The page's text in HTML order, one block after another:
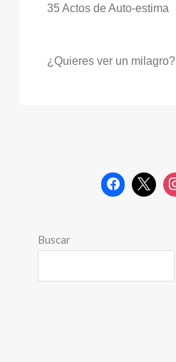
35 Actos de Auto-estima
¿Quieres ver un milagro?
Buscar